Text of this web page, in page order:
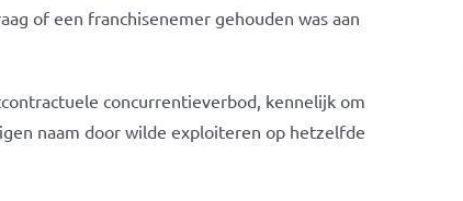
of een franchisenemer gehouden was aan
concurrentieverbod, kennelijk om
naam door wilde exploiteren op hetzelfde